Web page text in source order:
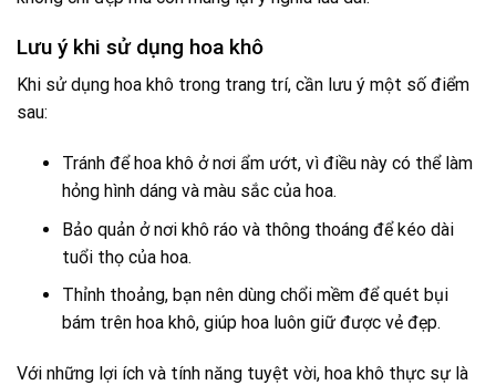
Lưu ý khi sử dụng hoa khô
Khi sử dụng hoa khô trong trang trí, cần lưu ý một số điểm
sau:
Tránh để hoa khô ở nơi ẩm ướt, vì điều này có thể làm
hỏng hình dáng và màu sắc của hoa.
Bảo quản ở nơi khô ráo và thông thoáng để kéo dài
tuổi thọ của hoa.
Thỉnh thoảng, bạn nên dùng chổi mềm để quét bụi
bám trên hoa khô, giúp hoa luôn giữ được vẻ đẹp.
Với những lợi ích và tính năng tuyệt vời, hoa khô thực sự là